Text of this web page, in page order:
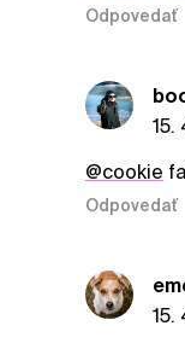
Odpovedať
15.
@cookie
Odpovedať
15.